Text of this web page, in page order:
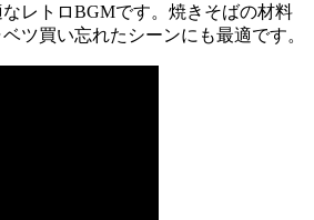
レトロBGMです。焼きそばの材料
ツ買い忘れたシーンにも最適です。